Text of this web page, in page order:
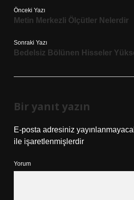
Önceki Yazı
Metin Merkezli Ölçütler Nelerdir
Sonraki Yazı
Bedelsiz Bölünen Hisseler
Bir yanıt yazın
E-posta adresiniz
ile işaretlenmişlerdir
Yorum